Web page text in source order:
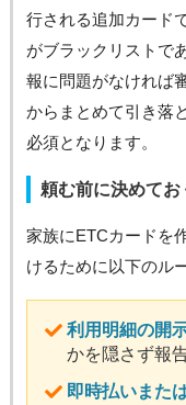
行される追加カード
がブラックリストで
報に問題がなければ
からまとめて引き落
必須となります。
頼む前に決めて
家族にETCカードを
けるために以下のル
利用明細の開
かを隠さず報
即時払いまた